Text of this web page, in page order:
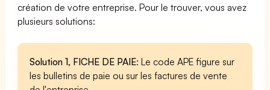
création de votre entreprise. Pour le trouver, vous avez
plusieurs solutions:
Solution 1, FICHE DE PAIE: Le code APE figure sur
les bulletins de paie ou sur les factures de vente